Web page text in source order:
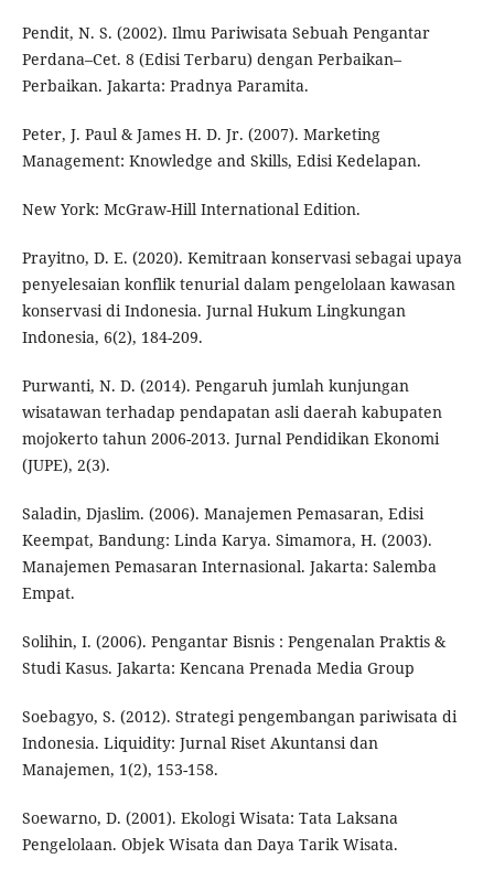
Pendit, N. S. (2002). Ilmu Pariwisata Sebuah Pengantar
Perdana–Cet. 8 (Edisi Terbaru) dengan Perbaikan–
Perbaikan. Jakarta: Pradnya Paramita.
Peter, J. Paul & James H. D. Jr. (2007). Marketing
Management: Knowledge and Skills, Edisi Kedelapan.
New York: McGraw-Hill International Edition.
Prayitno, D. E. (2020). Kemitraan konservasi sebagai upaya
penyelesaian konflik tenurial dalam pengelolaan kawasan
konservasi di Indonesia. Jurnal Hukum Lingkungan
Indonesia, 6(2), 184-209.
Purwanti, N. D. (2014). Pengaruh jumlah kunjungan
wisatawan terhadap pendapatan asli daerah kabupaten
mojokerto tahun 2006-2013. Jurnal Pendidikan Ekonomi
(JUPE), 2(3).
Saladin, Djaslim. (2006). Manajemen Pemasaran, Edisi
Keempat, Bandung: Linda Karya. Simamora, H. (2003).
Manajemen Pemasaran Internasional. Jakarta: Salemba
Empat.
Solihin, I. (2006). Pengantar Bisnis : Pengenalan Praktis &
Studi Kasus. Jakarta: Kencana Prenada Media Group
Soebagyo, S. (2012). Strategi pengembangan pariwisata di
Indonesia. Liquidity: Jurnal Riset Akuntansi dan
Manajemen, 1(2), 153-158.
Soewarno, D. (2001). Ekologi Wisata: Tata Laksana
Pengelolaan. Objek Wisata dan Daya Tarik Wisata.